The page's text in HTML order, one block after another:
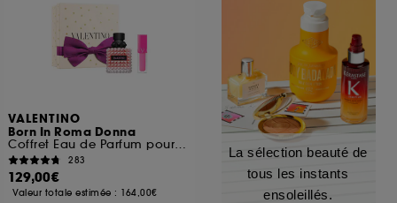
VALENTINO
Born In Roma Donna
Coffret Eau de Parfum pour femme
283
129,00€
Valeur totale estimée : 164,00€
La sélection beauté de
tous les instants
ensoleillés.